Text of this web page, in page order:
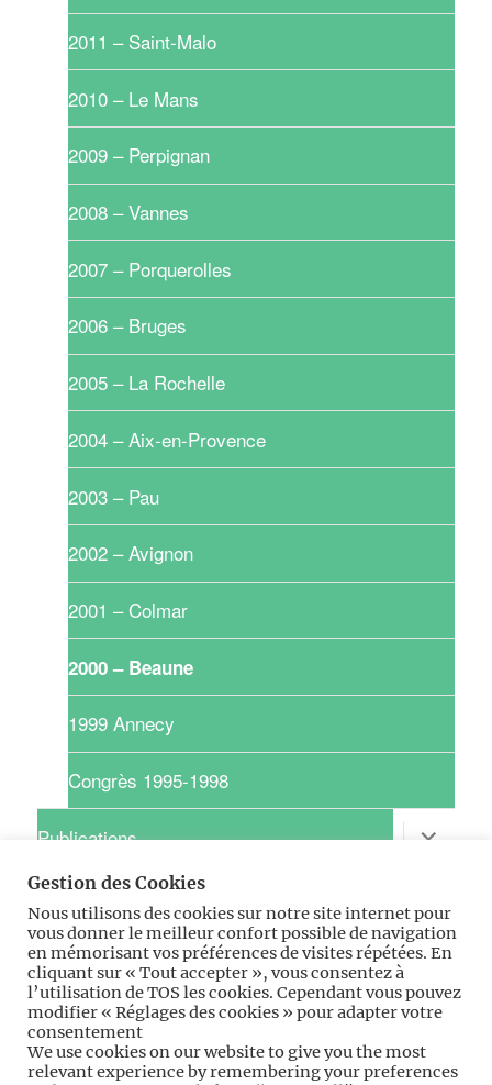
2011 – Saint-Malo
2010 – Le Mans
2009 – Perpignan
2008 – Vannes
2007 – Porquerolles
2006 – Bruges
2005 – La Rochelle
2004 – Aix-en-Provence
2003 – Pau
2002 – Avignon
2001 – Colmar
2000 – Beaune
1999 Annecy
Congrès 1995-1998
Publications
ouvrir
Recherche clinique
le
sous-
menu
Pratique
ouvrir
le
sous-
menu
Professionnel
ouvrir
le
menu
Espace ANGH-GIFE
ouvrir
le
Gestion des Cookies
Nous utilisons des cookies sur notre site internet pour
vous donner le meilleur confort possible de navigation
en mémorisant vos préférences de visites répétées. En
cliquant sur « Tout accepter », vous consentez à
l’utilisation de TOS les cookies. Cependant vous pouvez
modifier « Réglages des cookies » pour adapter votre
consentement
We use cookies on our website to give you the most
relevant experience by remembering your preferences